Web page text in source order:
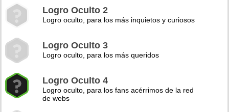
Logro Oculto 2
Logro oculto, para los más inquietos y curiosos
Logro Oculto 3
Logro oculto, para los más queridos
Logro Oculto 4
Logro oculto, para los fans acérrimos de la red
de webs